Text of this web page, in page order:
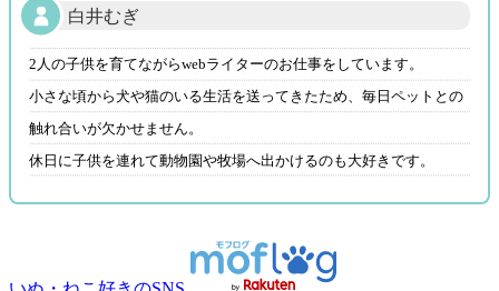
白井むぎ
2人の子供を育てながらwebライターのお仕事をしています。
小さな頃から犬や猫のいる生活を送ってきたため、毎日ペットとの
触れ合いが欠かせません。
休日に子供を連れて動物園や牧場へ出かけるのも大好きです。